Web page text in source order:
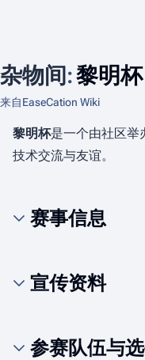
杂物间:黎明杯
来自EaseCation Wiki
黎明杯是一个由社区举
技术交流与友谊。
赛事信息
宣传资料
参赛队伍与